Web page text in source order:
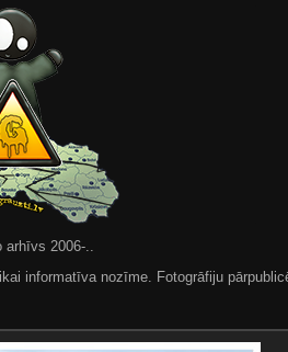
2006-..
informatīva nozīme. Fotogrāfiju